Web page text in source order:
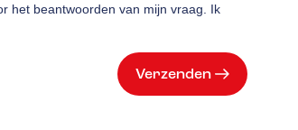
het beantwoorden van mijn vraag. Ik
Verzenden